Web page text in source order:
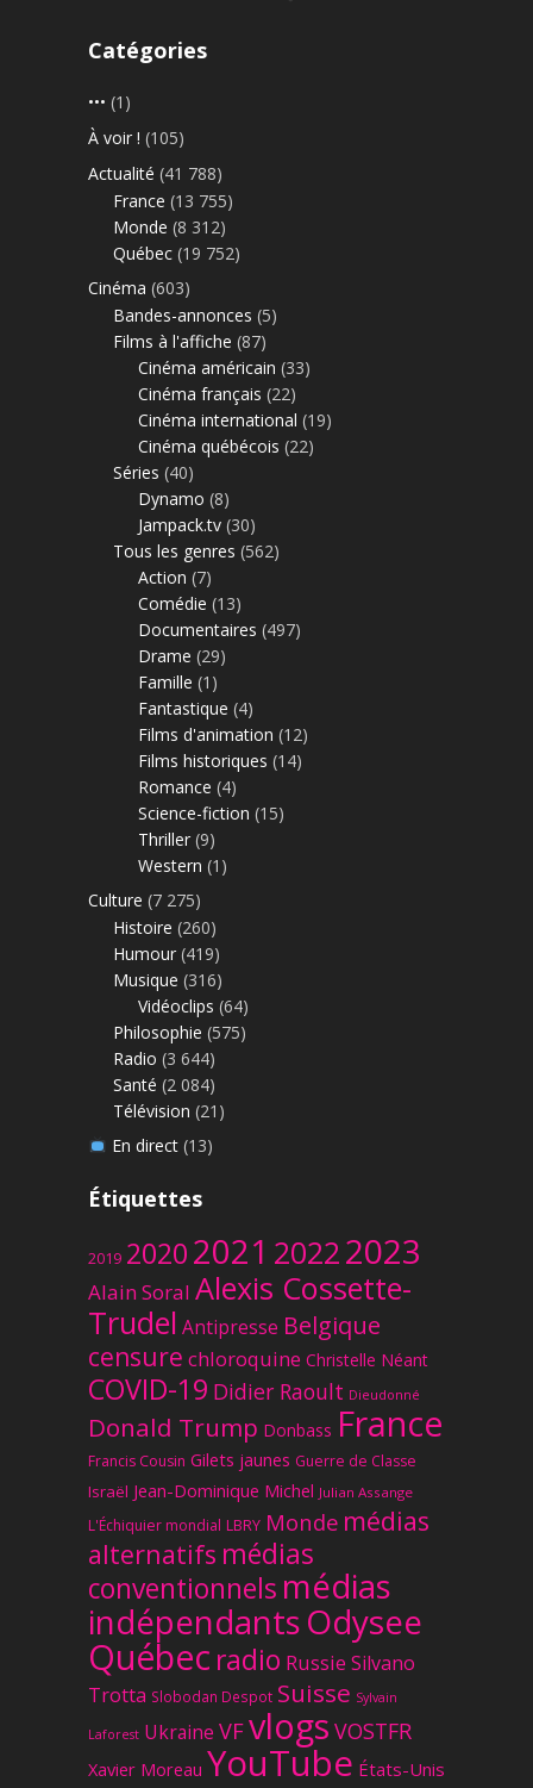
Catégories
••• (1)
À voir ! (105)
Actualité (41 788)
France (13 755)
Monde (8 312)
Québec (19 752)
Cinéma (603)
Bandes-annonces (5)
Films à l'affiche (87)
Cinéma américain (33)
Cinéma français (22)
Cinéma international (19)
Cinéma québécois (22)
Séries (40)
Dynamo (8)
Jampack.tv (30)
Tous les genres (562)
Action (7)
Comédie (13)
Documentaires (497)
Drame (29)
Famille (1)
Fantastique (4)
Films d'animation (12)
Films historiques (14)
Romance (4)
Science-fiction (15)
Thriller (9)
Western (1)
Culture (7 275)
Histoire (260)
Humour (419)
Musique (316)
Vidéoclips (64)
Philosophie (575)
Radio (3 644)
Santé (2 084)
Télévision (21)
En direct(13)
Étiquettes
2019 20202021 20222023
Alain Soral Alexis Cossette-
Trudel Antipresse Belgique
censure chloroquine Christelle Néant
COVID-19 Didier Raoult Dieudonné
Donald Trump Donbass France
Francis Cousin Gilets jaunes Guerre de Classe
Israël Jean-Dominique Michel Julian Assange
L'Échiquier mondial LBRY Monde médias
alternatifs médias
conventionnels médias
indépendantsOdysee
Québec radio Russie Silvano
Trotta Slobodan Despot Suisse Sylvain
Laforest Ukraine VFvlogs VOSTFR
Xavier Moreau YouTube États-Unis